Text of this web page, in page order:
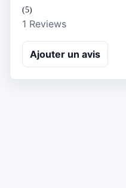
(5)
1 Reviews
Ajouter un avis